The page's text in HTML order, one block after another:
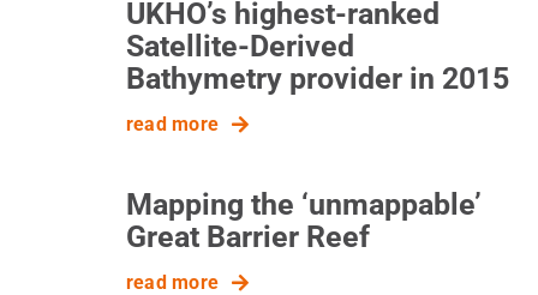
UKHO’s highest-ranked
Satellite-Derived
Bathymetry provider in 2015
read more
Mapping the ‘unmappable’
Great Barrier Reef
read more